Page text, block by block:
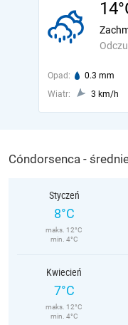
Opad: 0.3 mm
Wiatr:
3 km/h
Cóndorsenca -
Styczeń
8°C
maks. 12°C
min. 4°C
Kwiecień
7°C
maks. 12°C
min. 4°C